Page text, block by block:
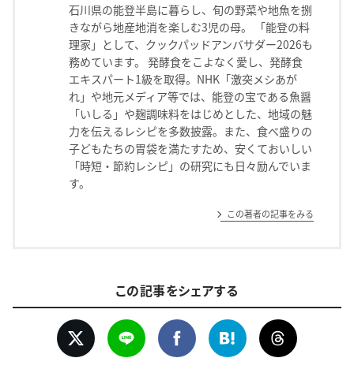
石川県の能登半島に暮らし、旬の野菜や地魚を捌
きながら地産地消を楽しむ3児の母。 「能登の料
理家」として、クックパッドアンバサダー2026も
務めています。 発酵食をこよなく愛し、発酵食
エキスパート1級を取得。NHK「激突メシあが
れ」や地元メディア等では、能登の宝である魚醤
「いしる」や麹調味料をはじめとした、地域の魅
力を伝えるレシピを多数披露。また、食べ盛りの
子どもたちの胃袋を満たすため、安くておいしい
「時短・節約レシピ」の研究にも日々励んでいま
す。
この著者の記事をみる
この記事をシェアする